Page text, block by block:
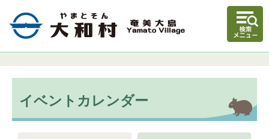
イベントカレンダー